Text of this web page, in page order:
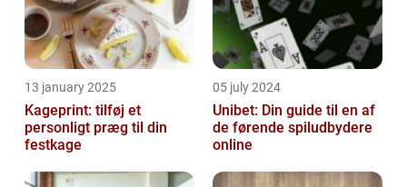
13 january 2025
Kageprint: tilføj et
personligt præg til din
festkage
05 july 2024
Unibet: Din guide til en af
de førende spiludbydere
online